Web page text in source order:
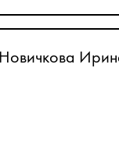
Новичкова